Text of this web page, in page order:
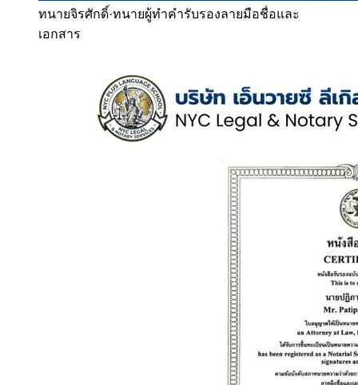
ทนายจิรศักดิ์·ทนายผู้ทำคำรับรองลายมือชื่อและ
เอกสาร